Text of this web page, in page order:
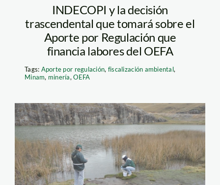
INDECOPI y la decisión
trascendental que tomará sobre el
Aporte por Regulación que
financia labores del OEFA
Tags: Aporte por regulación, fiscalización ambiental,
Minam, minería,OEFA
oefa_multas